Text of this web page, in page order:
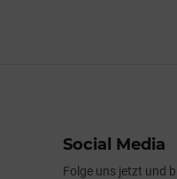
Social Media
Folge uns jetzt und